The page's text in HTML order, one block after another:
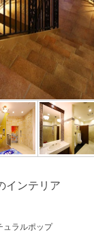
インテリア
ュラルポップ